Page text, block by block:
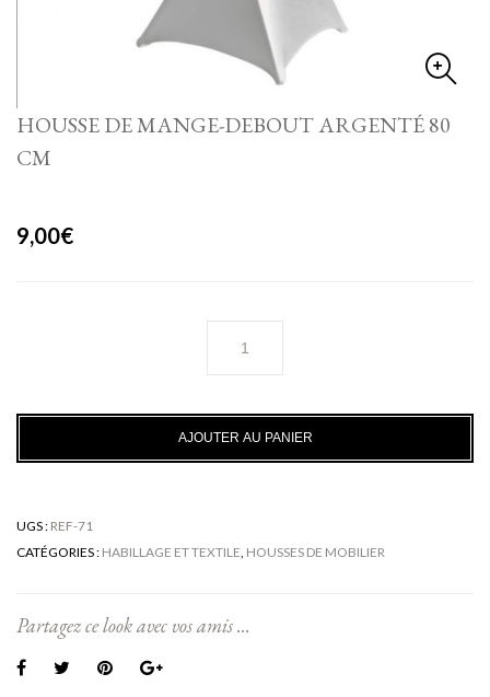
HOUSSE DE MANGE-DEBOUT ARGENTÉ 80
CM
9,00€
Housse
mange-
debout
argenté
AJOUTER AU PANIER
UGS : REF-71
CATÉGORIES : HABILLAGE ET TEXTILE HOUSSES DE MOBILIER
Partagez ce look avec vos amis ...